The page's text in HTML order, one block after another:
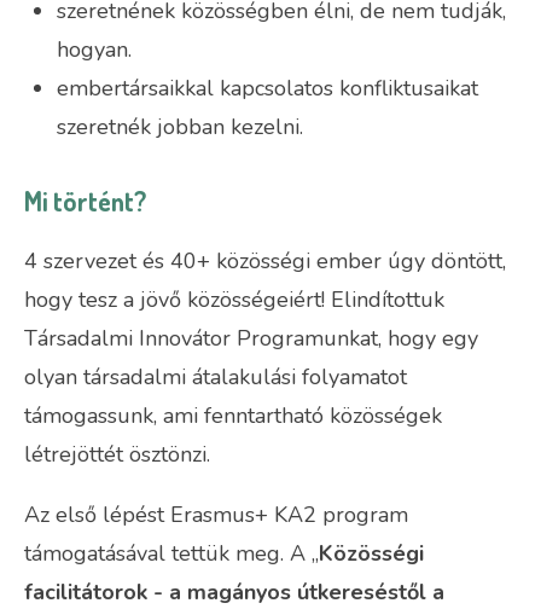
szeretnének közösségben élni, de nem tudják,
hogyan.
embertársaikkal kapcsolatos konfliktusaikat
szeretnék jobban kezelni.
Mi történt?
4 szervezet és 40+ közösségi ember úgy döntött,
hogy tesz a jövő közösségeiért! Elindítottuk
Társadalmi Innovátor Programunkat, hogy egy
olyan társadalmi átalakulási folyamatot
támogassunk, ami fenntartható közösségek
létrejöttét ösztönzi.
Az első lépést Erasmus+ KA2 program
támogatásával tettük meg. A „Közösségi
facilitátorok - a magányos útkereséstől a